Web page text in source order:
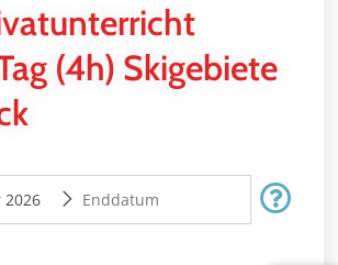
(4h) Skigebiete